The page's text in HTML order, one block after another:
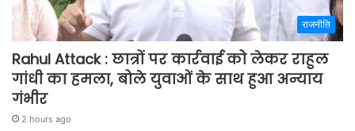
राजनीति
Rahul Attack : छात्रों पर कार्रवाई को लेकर राहुल
गांधी का हमला, बोले युवाओं के साथ हुआ अन्याय
गंभीर
2 hours ago